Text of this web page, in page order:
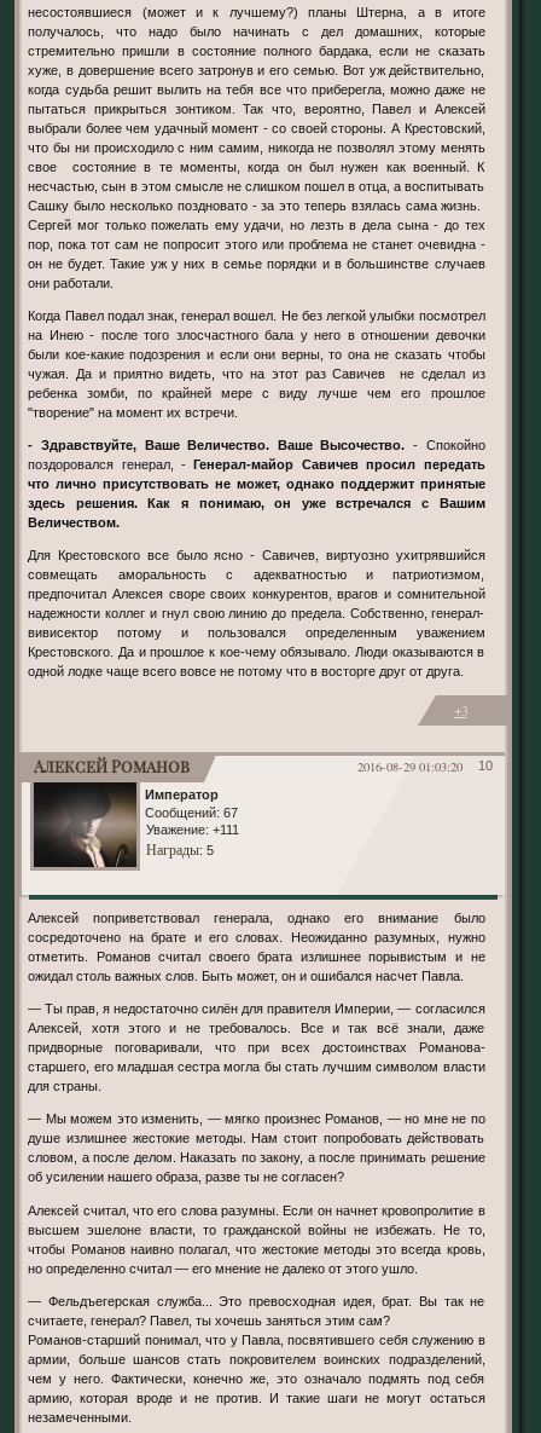
несостоявшиеся (может и к лучшему?) планы Штерна, а в итоге
получалось, что надо было начинать с дел домашних, которые
стремительно пришли в состояние полного бардака, если не сказать
хуже, в довершение всего затронув и его семью. Вот уж действительно,
когда судьба решит вылить на тебя все что приберегла, можно даже не
пытаться прикрыться зонтиком. Так что, вероятно, Павел и Алексей
выбрали более чем удачный момент - со своей стороны. А Крестовский,
что бы ни происходило с ним самим, никогда не позволял этому менять
свое состояние в те моменты, когда он был нужен как военный. К
несчастью, сын в этом смысле не слишком пошел в отца, а воспитывать
Сашку было несколько поздновато - за это теперь взялась сама жизнь.
Сергей мог только пожелать ему удачи, но лезть в дела сына - до тех
пор, пока тот сам не попросит этого или проблема не станет очевидна -
он не будет. Такие уж у них в семье порядки и в большинстве случаев
они работали.
Когда Павел подал знак, генерал вошел. Не без легкой улыбки посмотрел
на Инею - после того злосчастного бала у него в отношении девочки
были кое-какие подозрения и если они верны, то она не сказать чтобы
чужая. Да и приятно видеть, что на этот раз Савичев не сделал из
ребенка зомби, по крайней мере с виду лучше чем его прошлое
"творение" на момент их встречи.
- Здравствуйте, Ваше Величество. Ваше Высочество. - Спокойно
поздоровался генерал, -
Генерал-майор Савичев просил передать
что лично присутствовать не может, однако поддержит принятые
здесь решения. Как я понимаю, он уже встречался с Вашим
Величеством.
Для Крестовского все было ясно - Савичев, виртуозно ухитрявшийся
совмещать аморальность с адекватностью и патриотизмом,
предпочитал Алексея своре своих конкурентов, врагов и сомнительной
надежности коллег и гнул свою линию до предела. Собственно, генерал-
вивисектор потому и пользовался определенным уважением
Крестовского. Да и прошлое к кое-чему обязывало. Люди оказываются в
одной лодке чаще всего вовсе не потому что в восторге друг от друга.
+3
10
2016-08-29 01:03:20
Алексей Романов
Император
Сообщений: 67
Уважение: +111
Награды: 5
Алексей поприветствовал генерала, однако его внимание было
сосредоточено на брате и его словах. Неожиданно разумных, нужно
отметить. Романов считал своего брата излишнее порывистым и не
ожидал столь важных слов. Быть может, он и ошибался насчет Павла.
— Ты прав, я недостаточно силён для правителя Империи, — согласился
Алексей, хотя этого и не требовалось. Все и так всё знали, даже
придворные поговаривали, что при всех достоинствах Романова-
старшего, его младшая сестра могла бы стать лучшим символом власти
для страны.
— Мы можем это изменить, — мягко произнес Романов, — но мне не по
душе излишнее жестокие методы. Нам стоит попробовать действовать
словом, а после делом. Наказать по закону, а после принимать решение
об усилении нашего образа, разве ты не согласен?
Алексей считал, что его слова разумны. Если он начнет кровопролитие в
высшем эшелоне власти, то гражданской войны не избежать. Не то,
чтобы Романов наивно полагал, что жестокие методы это всегда кровь,
но определенно считал — его мнение не далеко от этого ушло.
— Фельдъегерская служба... Это превосходная идея, брат. Вы так не
считаете, генерал? Павел, ты хочешь заняться этим сам?
Романов-старший понимал, что у Павла, посвятившего себя служению в
армии, больше шансов стать покровителем воинских подразделений,
чем у него. Фактически, конечно же, это означало подмять под себя
армию, которая вроде и не против. И такие шаги не могут остаться
незамеченными.